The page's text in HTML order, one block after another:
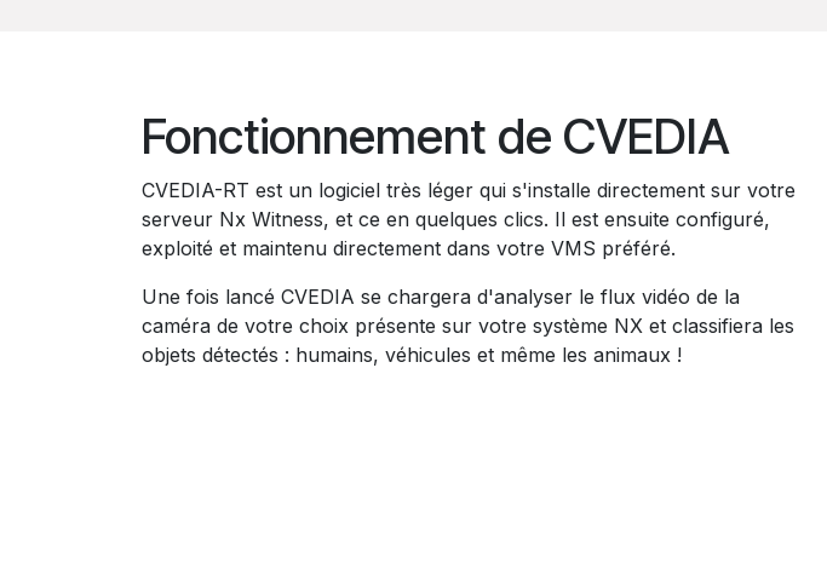
Fonctionnement de CVEDIA
CVEDIA-RT est un logiciel très léger qui s'installe directement sur votre
serveur Nx Witness, et ce en quelques clics. Il est ensuite configuré,
exploité et maintenu directement dans votre VMS préféré.
Une fois lancé CVEDIA se chargera d'analyser le flux vidéo de la
caméra de votre choix présente sur votre système NX et classifiera les
objets détectés : humains, véhicules et même les animaux !